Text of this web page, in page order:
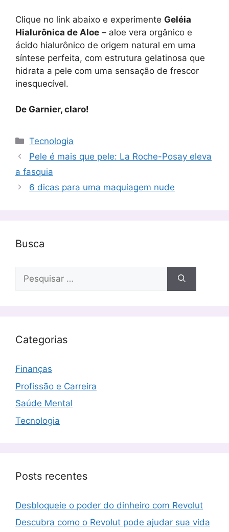
Clique no link abaixo e experimente Geléia
Hialurônica de Aloe – aloe vera orgânico e
ácido hialurônico de origem natural em uma
síntese perfeita, com estrutura gelatinosa que
hidrata a pele com uma sensação de frescor
inesquecível.
De Garnier, claro!
Categorias
Tecnologia
Pele é mais que pele: La Roche-Posay eleva
a fasquia
6 dicas para uma maquiagem nude
Busca
Pesquisar
Categorias
Finanças
Profissão e Carreira
Saúde Mental
Tecnologia
Posts recentes
Desbloqueie o poder do dinheiro com Revolut
Descubra como o Revolut pode ajudar sua vida